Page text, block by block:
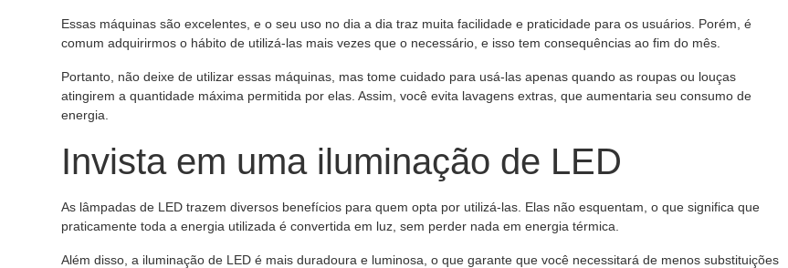
Essas máquinas são excelentes, e o seu uso no dia a dia traz muita facilidade e praticidade para os usuários. Porém, é
comum adquirirmos o hábito de utilizá-las mais vezes que o necessário, e isso tem consequências ao fim do mês.
Portanto, não deixe de utilizar essas máquinas, mas tome cuidado para usá-las apenas quando as roupas ou louças
atingirem a quantidade máxima permitida por elas. Assim, você evita lavagens extras, que aumentaria seu consumo de
energia.
Invista em uma iluminação de LED
As lâmpadas de LED trazem diversos benefícios para quem opta por utilizá-las. Elas não esquentam, o que significa que
praticamente toda a energia utilizada é convertida em luz, sem perder nada em energia térmica.
Além disso, a iluminação de LED é mais duradoura e luminosa, o que garante que você necessitará de menos substituições